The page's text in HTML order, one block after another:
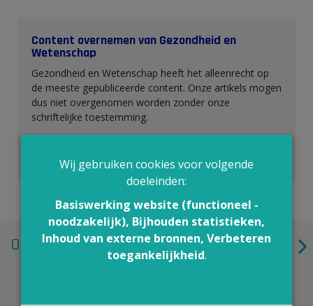
Content overnemen van Gezondheid en
Wetenschap
Gezondheid en Wetenschap heeft het alleenrecht op
de meeste gepubliceerde content. Onze artikels mogen
dus niet overgenomen worden zonder onze
schriftelijke toestemming.
Ook interessant
Wij gebruiken cookies voor volgende
doeleinden:
Basiswerking website (functioneel -
noodzakelijk), Bijhouden statistieken,
Inhoud van externe bronnen, Verbeteren
toegankelijkheid.